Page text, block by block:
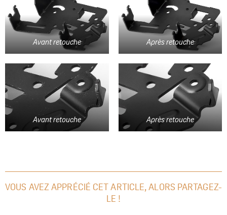
Avant retouche Après retouche
Avant retouche Après retouche
VOUS AVEZ APPRÉCIÉ CET ARTICLE, ALORS PARTAGEZ-
LE !